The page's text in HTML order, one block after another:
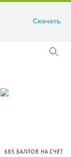
685 БАЛЛОВ НА СЧЁТ
Скачать